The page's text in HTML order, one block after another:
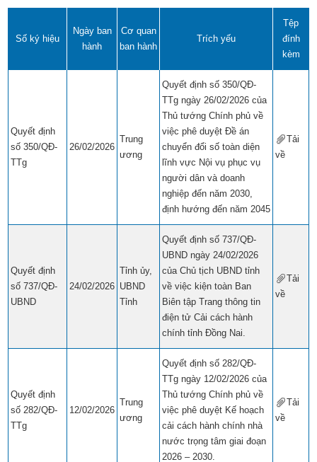
Số ký hiệu
Ngày ban
hành
Cơ quan
ban hành
Trích yếu
Tệp
đính
kèm
Quyết định
số 350/QĐ-
TTg
26/02/2026
Trung
ương
Quyết định số 350/QĐ-
TTg ngày 26/02/2026 của
Thủ tướng Chính phủ về
việc phê duyệt Đề án
chuyển đổi số toàn diện
lĩnh vực Nội vụ phục vụ
người dân và doanh
nghiệp đến năm 2030,
định hướng đến năm 2045
Tải
về
Quyết định
số 737/QĐ-
UBND
24/02/2026
Tỉnh ủy,
UBND
Tỉnh
Quyết định số 737/QĐ-
UBND ngày 24/02/2026
của Chủ tịch UBND tỉnh
về việc kiện toàn Ban
Biên tập Trang thông tin
điện tử Cải cách hành
chính tỉnh Đồng Nai.
Tải
về
Quyết định
số 282/QĐ-
TTg
12/02/2026
Trung
ương
Quyết định số 282/QĐ-
TTg ngày 12/02/2026 của
Thủ tướng Chính phủ về
việc phê duyệt Kế hoạch
cải cách hành chính nhà
nước trọng tâm giai đoạn
2026 – 2030.
Tải
về